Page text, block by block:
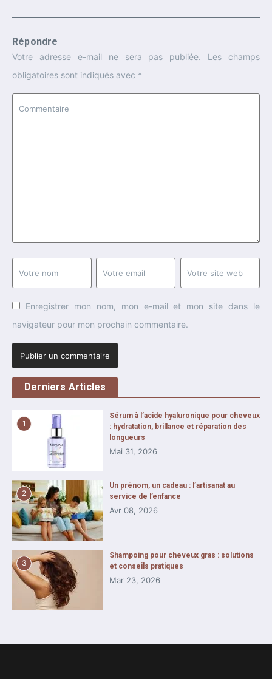
Répondre
Votre adresse e-mail ne sera pas publiée.
Les champs
obligatoires sont indiqués avec *
Enregistrer mon nom, mon e-mail et mon site dans le
navigateur pour mon prochain commentaire.
Derniers Articles
1
Sérum à l’acide hyaluronique pour cheveux
: hydratation, brillance et réparation des
longueurs
Mai 31, 2026
2
Un prénom, un cadeau : l’artisanat au
service de l’enfance
Avr 08, 2026
3
Shampoing pour cheveux gras : solutions
et conseils pratiques
Mar 23, 2026